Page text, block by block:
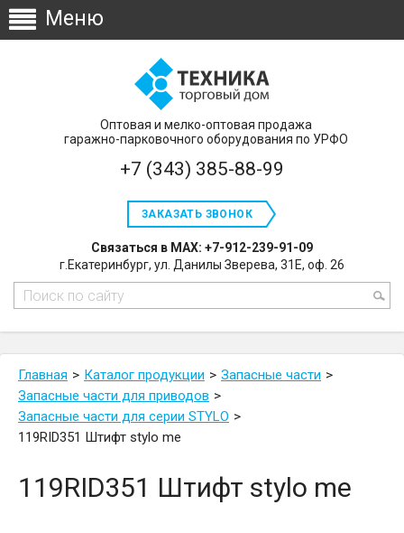
Оптовая и мелко-оптовая продажа
гаражно-парковочного оборудования по УРФО
+7 (343) 385-88-99
ЗАКАЗАТЬ ЗВОНОК
Связаться в MAX: +7-912-239-91-09
г.Екатеринбург, ул. Данилы Зверева, 31Е, оф. 26
Главная Каталог продукции
Запасные части
Запасные части для приводов
Запасные части для серии STYLO
119RID351 Штифт stylo me
119RID351 Штифт stylo me